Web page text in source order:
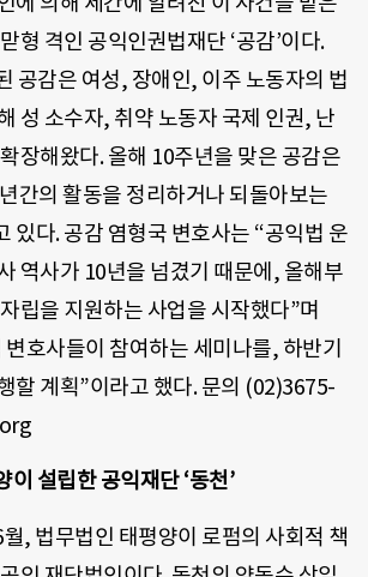
형 격인 공익인권법재단 ‘공감’이다.
공감은 여성, 장애인, 이주 노동자의 법
성 소수자, 취약 노동자 국제 인권, 난
장해왔다. 올해 10주년을 맞은 공감은
간의 활동을 정리하거나 되돌아보는
있다. 공감 염형국 변호사는 “공익법 운
역사가 10년을 넘겼기 때문에, 올해부
립을 지원하는 사업을 시작했다”며
호사들이 참여하는 세미나를, 하반기
할 계획”이라고 했다. 문의 (02)3675-
설립한 공익재단 ‘동천’
월, 법무법인 태평양이 로펌의 사회적 책